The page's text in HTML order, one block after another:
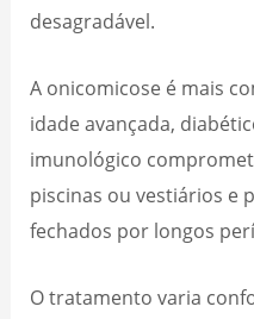
desagradável.
A onicomicose é mais
idade avançada,
imunológico
piscinas ou vestiários e
fechados por longos
O tratamento varia